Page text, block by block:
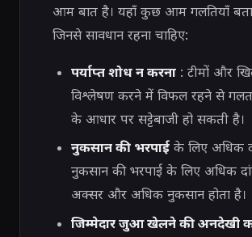
आम बात है। यहाँ कुछ आम गलतियाँ
जिनसे सावधान रहना चाहिए:
पर्याप्त शोध न करना: टीमों और
विश्लेषण करने में विफल रहने से गलत
के आधार पर सट्टेबाजी हो सकती है।
नुकसान की भरपाईके लिए अधिक
नुकसान की भरपाई के लिए अधिक
अक्सर और अधिक नुकसान होता है।
जिम्मेदार जुआ खेलने की अनदेखी